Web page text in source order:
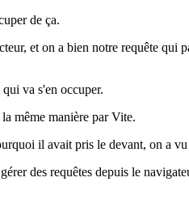
de ça.
et on a bien notre requête qui
va s'en occuper.
même manière par Vite.
il avait pris le devant, on a
des requêtes depuis le